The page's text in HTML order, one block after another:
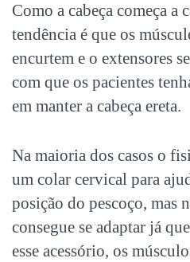
Como a cabeça começa a
tendência é que os
encurtem e o extensores
com que os pacientes
em manter a cabeça ereta.
Na maioria dos casos o
um colar cervical para
posição do pescoço, mas
consegue se adaptar já
esse acessório, os